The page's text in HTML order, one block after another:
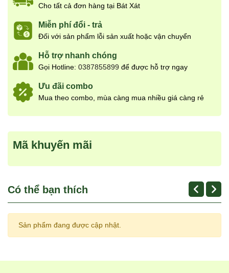
Cho tất cả đơn hàng tại Bát Xát
Miễn phí đổi - trả
Đối với sản phẩm lỗi sản xuất hoặc vận chuyển
Hỗ trợ nhanh chóng
Gọi Hotline: 0387855899 để được hỗ trợ ngay
Ưu đãi combo
Mua theo combo, mùa càng mua nhiều giá càng rẻ
Mã khuyến mãi
Có thể bạn thích
Sản phẩm đang được cập nhật.